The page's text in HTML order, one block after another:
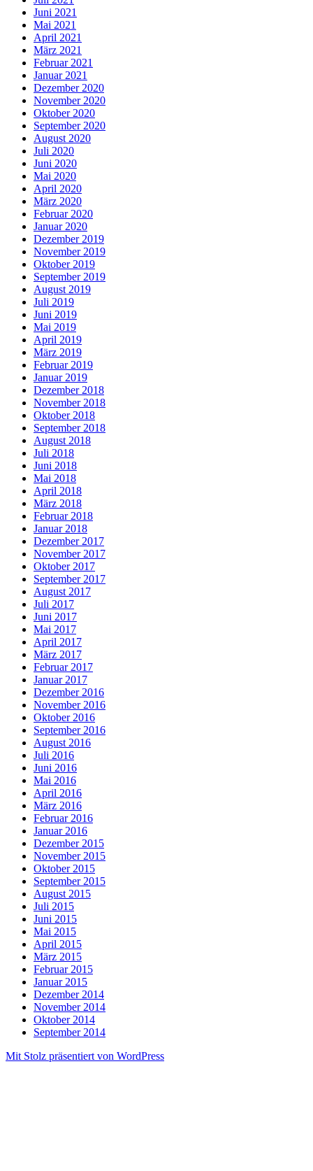
Juni 2021
Mai 2021
April 2021
März 2021
Februar 2021
Januar 2021
Dezember 2020
November 2020
Oktober 2020
September 2020
August 2020
Juli 2020
Juni 2020
Mai 2020
April 2020
März 2020
Februar 2020
Januar 2020
Dezember 2019
November 2019
Oktober 2019
September 2019
August 2019
Juli 2019
Juni 2019
Mai 2019
April 2019
März 2019
Februar 2019
Januar 2019
Dezember 2018
November 2018
Oktober 2018
September 2018
August 2018
Juli 2018
Juni 2018
Mai 2018
April 2018
März 2018
Februar 2018
Januar 2018
Dezember 2017
November 2017
Oktober 2017
September 2017
August 2017
Juli 2017
Juni 2017
Mai 2017
April 2017
März 2017
Februar 2017
Januar 2017
Dezember 2016
November 2016
Oktober 2016
September 2016
August 2016
Juli 2016
Juni 2016
Mai 2016
April 2016
März 2016
Februar 2016
Januar 2016
Dezember 2015
November 2015
Oktober 2015
September 2015
August 2015
Juli 2015
Juni 2015
Mai 2015
April 2015
März 2015
Februar 2015
Januar 2015
Dezember 2014
November 2014
Oktober 2014
September 2014
Mit Stolz präsentiert von WordPress